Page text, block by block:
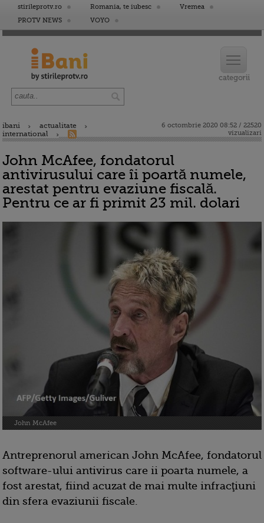
stirileprotv.ro Romania, te iubesc
Vremea
PROTV NEWS
VOYO
ibani
actualitate
international
6 octombrie 2020 08:52 / 22520
vizualizari
John McAfee, fondatorul
antivirusului care îi poartă numele,
arestat pentru evaziune fiscală.
Pentru ce ar fi primit 23 mil. dolari
John McAfee
Antreprenorul american John McAfee, fondatorul
software-ului antivirus care ii poarta numele, a
fost arestat, fiind acuzat de mai multe infracţiuni
din sfera evaziunii fiscale.